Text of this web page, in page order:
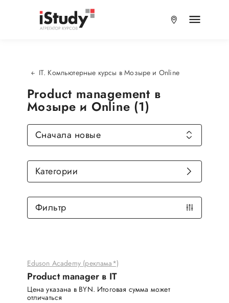
IT. Компьютерные курсы в Мозыре и Online
Product management в
Мозыре и Online (1)
Eduson Academy (реклама*)
Product manager в IT
Цена указана в BYN. Итоговая сумма может
отличаться
Сначала новые
Категории
Фильтр